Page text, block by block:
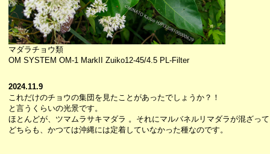
マダラチョウ類
OM SYSTEM OM-1 MarkII Zuiko12-45/4.5 PL-Filter
2024.11.9
これだけのチョウの集団を見たことがあったでしょうか？！
と言うくらいの光景です。
ほとんどが、ツマムラサキマダラ 。それにマルバネルリマダラが混ざっ
どちらも、かつては沖縄には定着していなかった種なのです。